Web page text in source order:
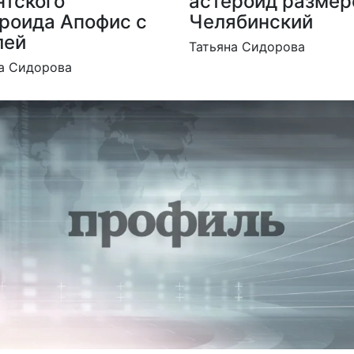
Апофис с
Сидорова
Челябинский
Татьяна Сидорова